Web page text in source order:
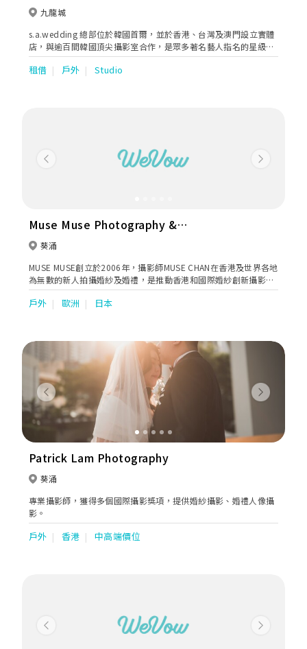
九龍城
s.a.wedding 總部位於韓國首爾，並於香港、台灣及澳門設立實體
店，與逾百間韓國頂尖攝影室合作，是眾多著名藝人指名的星級團
隊。
租借 戶外 Studio
Previous Next
Muse Muse Photography &
Cinematography
葵涌
MUSE MUSE創立於2006年，攝影師MUSE CHAN在香港及世界各地
為無數的新人拍攝婚紗及婚禮，是推動香港和國際婚紗創新攝影的
先驅者。從事美術設計10多年的他憑著他自己的創新和獨特的人像
攝影美學和佈光技術拍攝出無數高端的攝影藝術品。
戶外 歐洲 日本
Previous Next
Patrick Lam Photography
葵涌
專業攝影師，獲得多個國際攝影獎項，提供婚紗攝影、婚禮人像攝
影。
戶外 香港 中高端價位
Previous Next